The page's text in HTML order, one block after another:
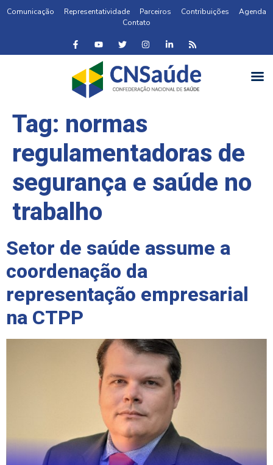
Comunicação Representatividade Parceiros Contribuições
Agenda
Contato
Tag: normas
regulamentadoras de
segurança e saúde no
trabalho
Setor de saúde assume a
coordenação da
representação empresarial
na CTPP